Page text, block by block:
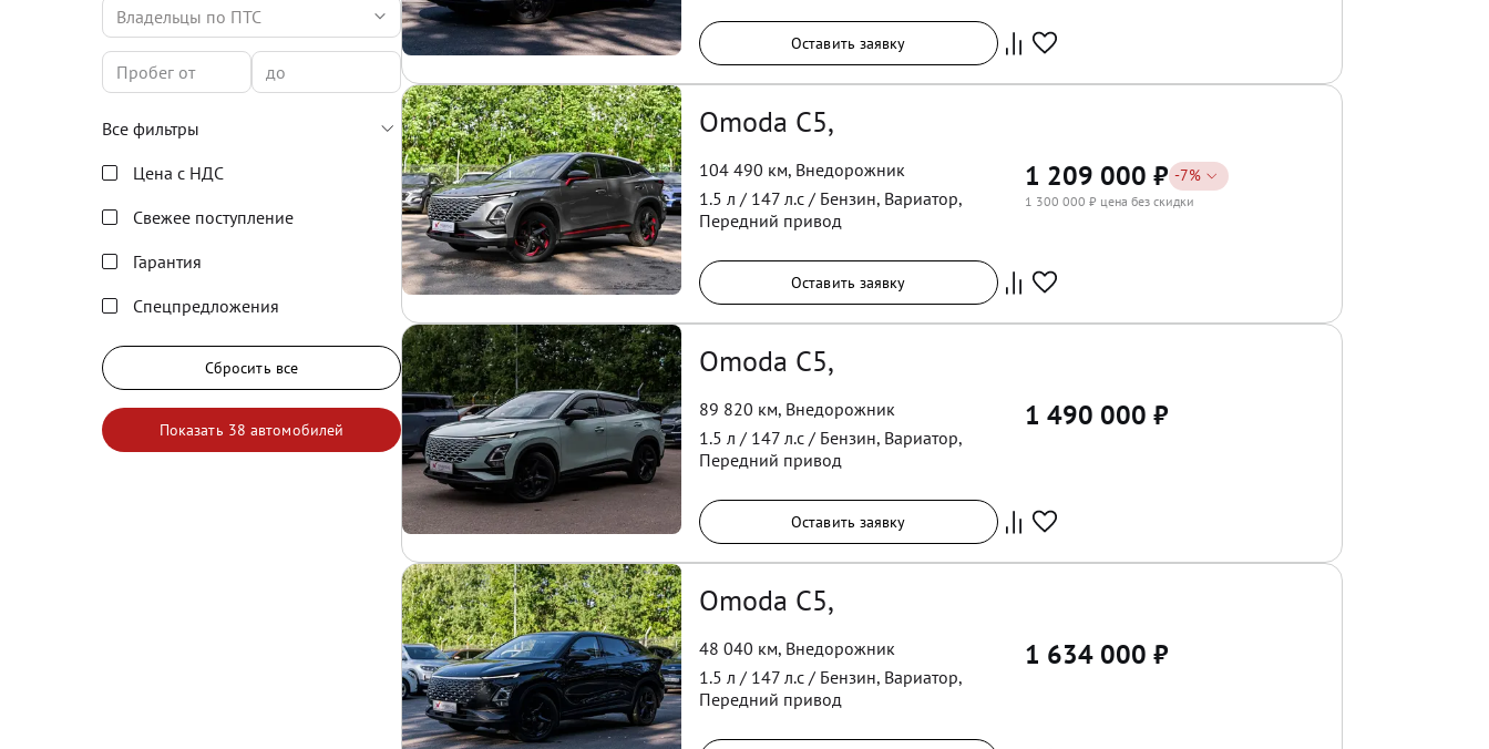
Владельцы по ПТС
Все фильтры
Цена с НДС
Свежее поступление
Гарантия
Спецпредложения
Сбросить все
Показать 38 автомобилей
Оставить заявку
Omoda C5,
104 490 км, Внедорожник
1.5 л / 147л.с / Бензин, Вариатор,
Передний привод
1 209 000 ₽ -7%
1 300 000 ₽ цена без скидки
Оставить заявку
Omoda C5,
89 820 км, Внедорожник
1.5 л / 147л.с / Бензин, Вариатор,
Передний привод
1 490 000 ₽
Оставить заявку
Omoda C5,
48 040 км, Внедорожник
1.5 л / 147л.с / Бензин, Вариатор,
Передний привод
1 634 000 ₽